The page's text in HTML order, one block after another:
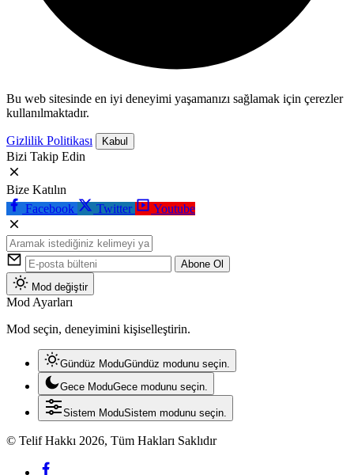
Bu web sitesinde en iyi deneyimi yaşamanızı sağlamak için çerezler
kullanılmaktadır.
Gizlilik Politikası Kabul
Bizi Takip Edin
Bize Katılın
Facebook
Twitter Youtube
Abone Ol
Mod değiştir
Mod Ayarları
Mod seçin, deneyimini kişiselleştirin.
Gündüz ModuGündüz modunu seçin.
Gece ModuGece modunu seçin.
Sistem ModuSistem modunu seçin.
© Telif Hakkı 2026, Tüm Hakları Saklıdır